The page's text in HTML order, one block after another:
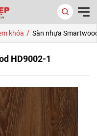
khóa / Sàn nhựa
HD9002-1